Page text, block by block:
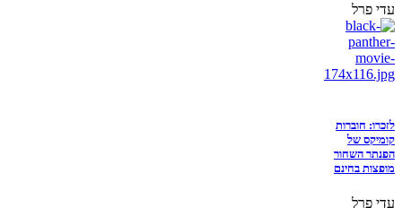
עדי פרל
לזכרו: חוברות
קומיקס של
הפנתר השחור
מופצות בחינם
עדי פרל